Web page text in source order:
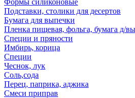
Формы силиконовые
Подставки, столики для десертов
Бумага для выпечки
Пленка пищевая, фольга, бумага д/
Специи и пряности
Имбирь, корица
Специи
Чеснок, лук
Соль,сода
Перец, паприка, аджика
Смеси приправ